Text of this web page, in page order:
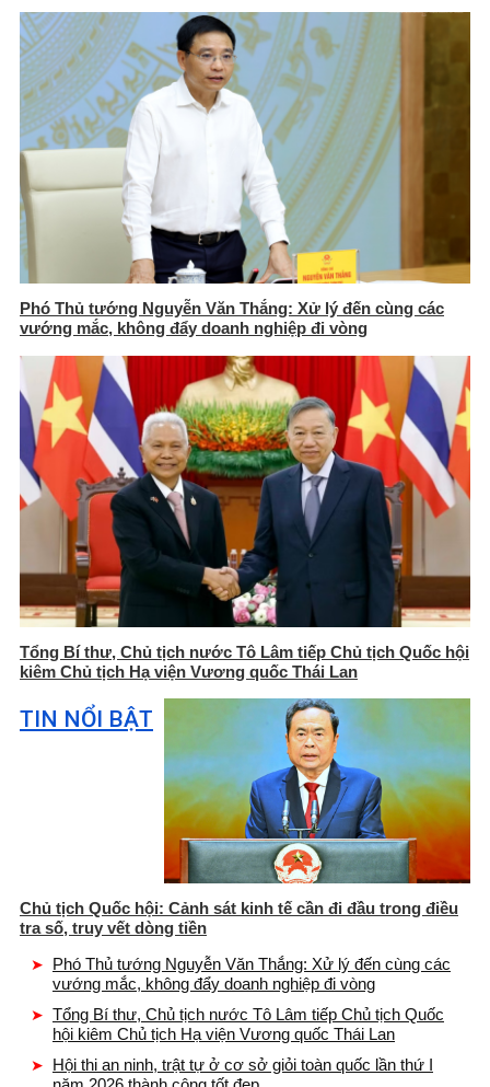
Phó Thủ tướng Nguyễn Văn Thắng: Xử lý đến cùng các
vướng mắc, không đẩy doanh nghiệp đi vòng
Tổng Bí thư, Chủ tịch nước Tô Lâm tiếp Chủ tịch Quốc hội
kiêm Chủ tịch Hạ viện Vương quốc Thái Lan
TIN NỔI BẬT
Chủ tịch Quốc hội: Cảnh sát kinh tế cần đi đầu trong điều
tra số, truy vết dòng tiền
Phó Thủ tướng Nguyễn Văn Thắng: Xử lý đến cùng các
vướng mắc, không đẩy doanh nghiệp đi vòng
Tổng Bí thư, Chủ tịch nước Tô Lâm tiếp Chủ tịch Quốc
hội kiêm Chủ tịch Hạ viện Vương quốc Thái Lan
Hội thi an ninh, trật tự ở cơ sở giỏi toàn quốc lần thứ I